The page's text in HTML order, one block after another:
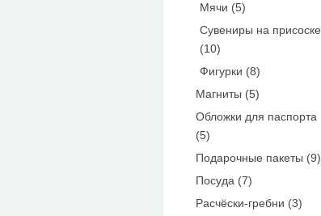
Мячи (5)
Сувениры на присоске
(10)
Фигурки (8)
Магниты (5)
Обложки для паспорта
(5)
Подарочные пакеты (9)
Посуда (7)
Расчёски-гребни (3)